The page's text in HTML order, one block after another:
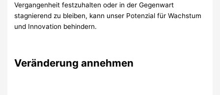
Vergangenheit festzuhalten oder in der Gegenwart
stagnierend zu bleiben, kann unser Potenzial für Wachstum
und Innovation behindern.
Veränderung annehmen